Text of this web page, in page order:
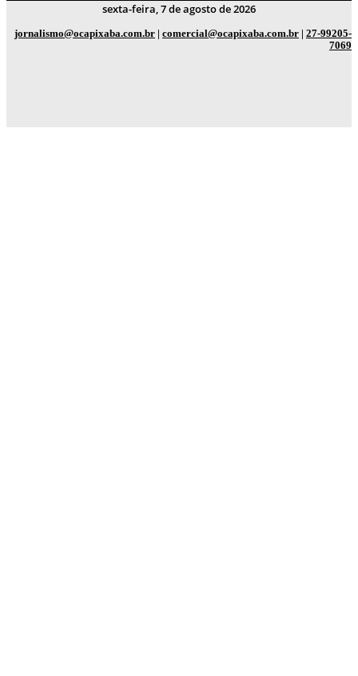
sexta-feira, 7 de agosto de 2026
jornalismo@ocapixaba.com.br | comercial@ocapixaba.com.br | 27-99205-
7069